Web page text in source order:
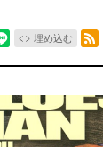
埋め込む
RSSフィード